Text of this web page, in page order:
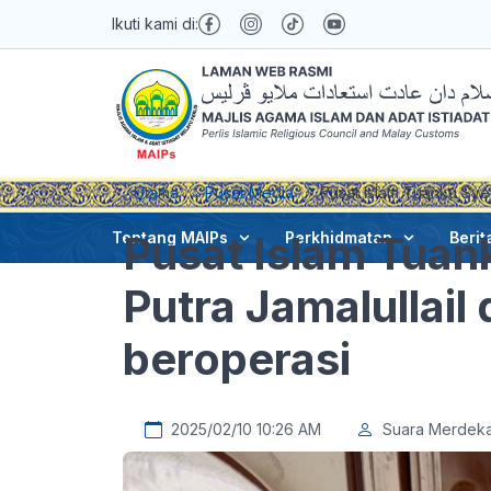
Ikuti kami di:
Tentang MAIPs Perkhidmatan
Utama Pusat Media Pusat Islam Tuanku
Pusat Islam
Putra Jamalullail
beroperasi
2025/02/10 10:26 AM Suara